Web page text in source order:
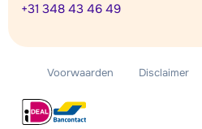
+31 348 43 46 49
Voorwaarden Disclaimer